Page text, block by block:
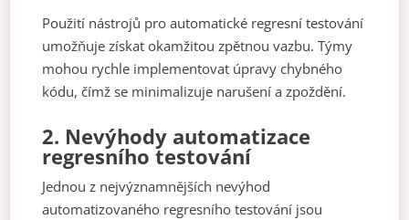
Použití nástrojů pro automatické regresní testování
umožňuje získat okamžitou zpětnou vazbu. Týmy
mohou rychle implementovat úpravy chybného
kódu, čímž se minimalizuje narušení a zpoždění.
2. Nevýhody automatizace
regresního testování
Jednou z nejvýznamnějších nevýhod
automatizovaného regresního testování jsou